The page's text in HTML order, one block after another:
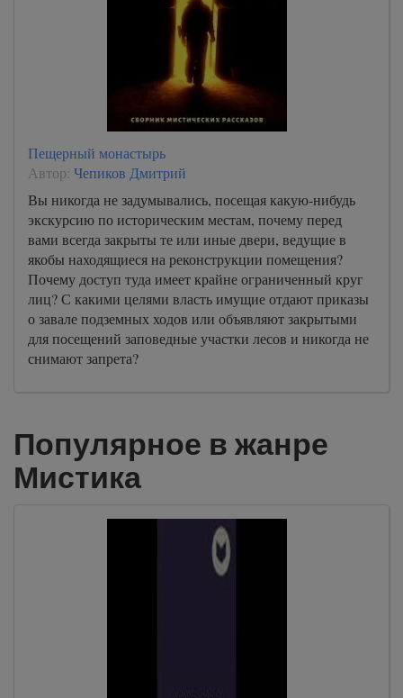
Пещерный монастырь
Автор: Чепиков Дмитрий
Вы никогда не задумывались, посещая какую-нибудь
экскурсию по историческим местам, почему перед
вами всегда закрыты те или иные двери, ведущие в
якобы находящиеся на реконструкции помещения?
Почему доступ туда имеет крайне ограниченный круг
лиц? С какими целями власть имущие отдают приказы
о завале подземных ходов или объявляют закрытыми
для посещений заповедные участки лесов и никогда не
снимают запрета?
Популярное в жанре
Мистика